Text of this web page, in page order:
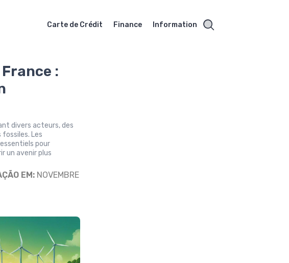
Carte de Crédit Finance Information
:
divers acteurs, des
Les
pour
un avenir plus
EM: NOVEMBRE